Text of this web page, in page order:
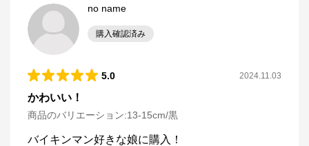
no name
購入確認済み
5.0 2024.11.03
かわいい！
商品のバリエーション:13-15cm/黒
バイキンマン好きな娘に購入！